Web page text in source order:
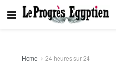
Home 24 heures sur 24